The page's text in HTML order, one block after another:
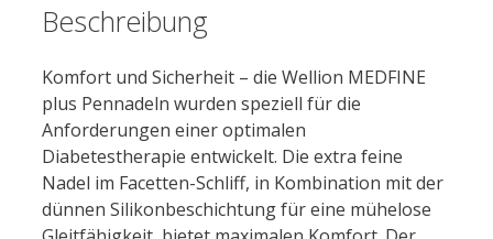
Beschreibung
Komfort und Sicherheit – die Wellion MEDFINE
plus Pennadeln wurden speziell für die
Anforderungen einer optimalen
Diabetestherapie entwickelt. Die extra feine
Nadel im Facetten-Schliff, in Kombination mit der
dünnen Silikonbeschichtung für eine mühelose